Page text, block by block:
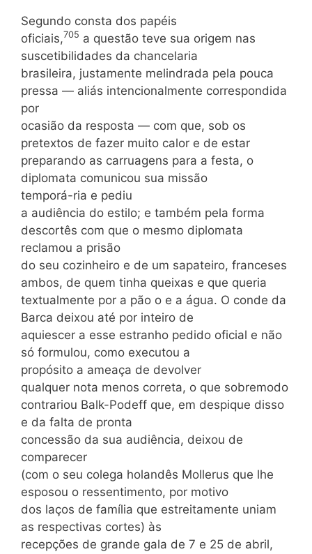
Segundo consta dos papéis
oficiais,705 a questão teve sua origem nas
suscetibilidades da chancelaria
brasileira, justamente melindrada pela pouca
pressa — aliás intencionalmente correspondida
por
ocasião da resposta — com que, sob os
pretextos de fazer muito calor e de estar
preparando as carruagens para a festa, o
diplomata comunicou sua missão
temporá-ria e pediu
a audiência do estilo; e também pela forma
descortês com que o mesmo diplomata
reclamou a prisão
do seu cozinheiro e de um sapateiro, franceses
ambos, de quem tinha queixas e que queria
textualmente por a pão o e a água. O conde da
Barca deixou até por inteiro de
aquiescer a esse estranho pedido oficial e não
só formulou, como executou a
propósito a ameaça de devolver
qualquer nota menos correta, o que sobremodo
contrariou Balk-Podeff que, em despique disso
e da falta de pronta
concessão da sua audiência, deixou de
comparecer
(com o seu colega holandês Mollerus que lhe
esposou o ressentimento, por motivo
dos laços de família que estreitamente uniam
as respectivas cortes) às
recepções de grande gala de 7 e 25 de abril,